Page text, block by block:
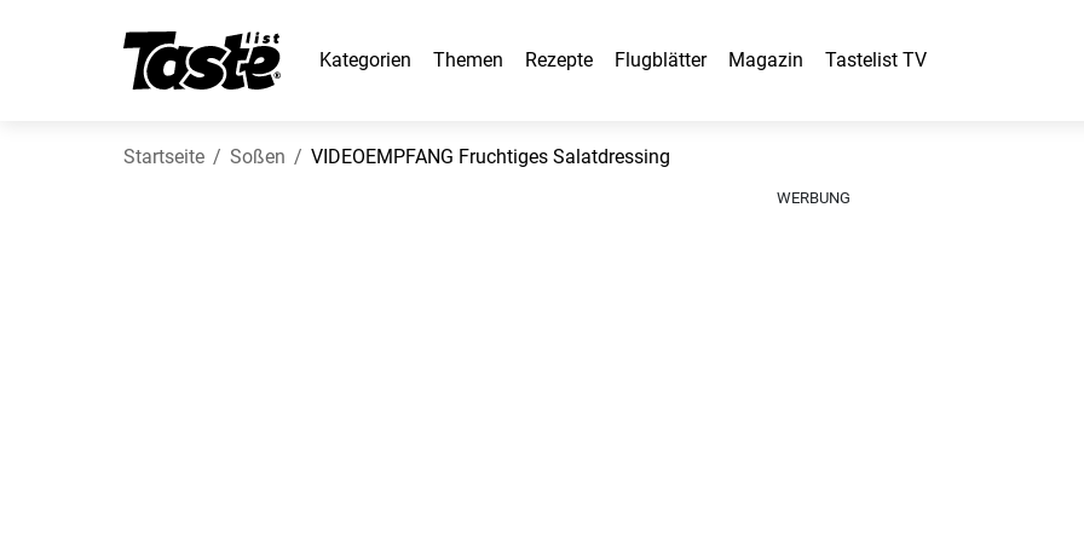
Kategorien Themen Rezepte Flugblätter Magazin Tastelist TV
Startseite Soßen VIDEOEMPFANG Fruchtiges Salatdressing
WERBUNG